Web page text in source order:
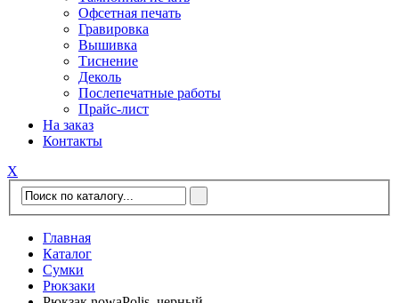
Офсетная печать
Гравировка
Вышивка
Тиснение
Деколь
Послепечатные работы
Прайс-лист
На заказ
Контакты
Х
Главная
Каталог
Сумки
Рюкзаки